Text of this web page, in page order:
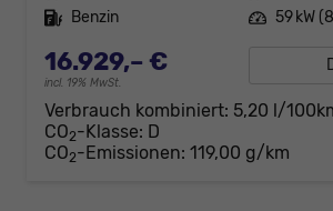
Kraftstoff Benzin Leistung 59 kW
16.929,– €
incl. 19% MwSt.
Verbrauch kombiniert: 5,20 l/
CO2-Klasse: D
CO2-Emissionen: 119,00 g/km